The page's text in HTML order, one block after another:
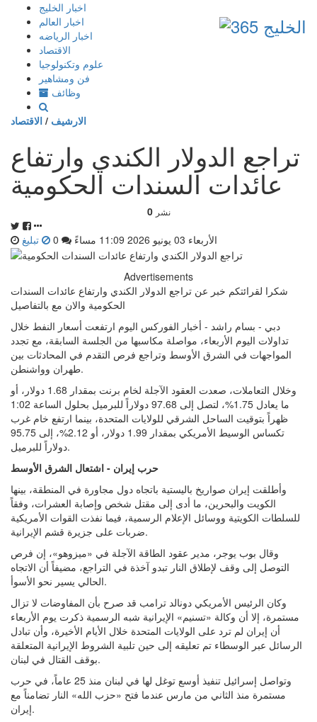
إذهب
المحتوى
اخبار الخليج
اخبار العالم
اخبار الرياضه
الاقتصاد
علوم وتكنولوجيا
فن ومشاهير
وظائف
الارشيف / الاقتصاد
تراجع الدولار الكندي وارتفاع
عائدات السندات الحكومية
0 نشر
الأربعاء 03 يونيو 2026 11:09 مساءً تبليغ
Advertisements
شكرا لقرائتكم خبر عن تراجع الدولار الكندي وارتفاع عائدات السندات
الحكومية والان مع بالتفاصيل
دبي - بسام راشد - أخبار الفوركس اليوم ارتفعت أسعار النفط خلال
تداولات اليوم الأربعاء، مواصلة مكاسبها من الجلسة السابقة، مع تجدد
المواجهات في الشرق الأوسط وتراجع فرص التقدم في المحادثات بين
طهران وواشنطن.
وخلال التعاملات، صعدت العقود الآجلة لخام برنت بمقدار 1.68 دولار، أو
ما يعادل 1.75%، لتصل إلى 97.68 دولاراً للبرميل بحلول الساعة 1:02
ظهراً بتوقيت الساحل الشرقي للولايات المتحدة، بينما ارتفع خام غرب
تكساس الوسيط الأمريكي بمقدار 1.99 دولار، أو 2.12%، إلى 95.75
دولاراً للبرميل.
حرب إيران - اشتعال الشرق الأوسط
وأطلقت إيران صواريخ باليستية باتجاه دول مجاورة في المنطقة، بينها
الكويت والبحرين، ما أدى إلى مقتل شخص وإصابة العشرات، وفقاً
للسلطات الكويتية ووسائل الإعلام الرسمية، فيما نفذت القوات الأمريكية
ضربات على جزيرة قشم الإيرانية.
وقال بوب يوجر، مدير عقود الطاقة الآجلة في «ميزوهو»، إن فرص
التوصل إلى وقف لإطلاق النار تبدو آخذة في التراجع، مضيفاً أن الاتجاه
الحالي يسير نحو الأسوأ.
وكان الرئيس الأمريكي دونالد ترامب قد صرح بأن المفاوضات لا تزال
مستمرة، إلا أن وكالة «تسنيم» الإيرانية شبه الرسمية ذكرت يوم الأربعاء
أن إيران لم ترد على الولايات المتحدة خلال الأيام الأخيرة، وأن تبادل
الرسائل عبر الوسطاء تم تعليقه إلى حين تلبية الشروط الإيرانية المتعلقة
بوقف القتال في لبنان.
وتواصل إسرائيل تنفيذ أوسع توغل لها في لبنان منذ 25 عاماً، في حرب
مستمرة منذ الثاني من مارس عندما فتح «حزب الله» النار تضامناً مع
إيران.